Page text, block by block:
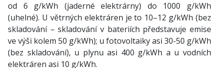
od 6 g/kWh (jaderné elektrárny) do 1000 g/kWh
(uhelné). U větrných elektráren je to 10–12 g/kWh (bez
skladování – skladování v bateriích představuje emise
ve výši kolem 50 g/kWh); u fotovoltaiky asi 30-50 g/kWh
(bez skladování), u plynu asi 400 g/kWh a u vodních
elektráren asi 10 g/kWh.